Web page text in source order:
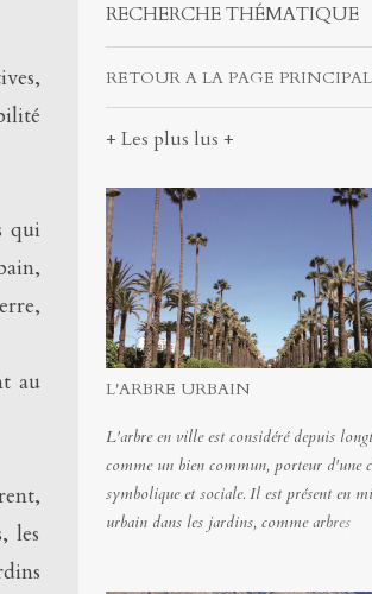
qui
au
les
RECHERCHE THÉMATIQUE
RETOUR A LA PAGE
+ Les plus lus +
L'ARBRE URBAIN
L'arbre en ville est considéré depuis
comme un bien commun, porteur d'une
symbolique et sociale. Il est présent en
urbain dans les jardins, comme arbres